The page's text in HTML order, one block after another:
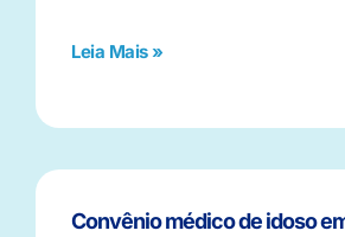
Leia Mais »
Convênio médico de idoso